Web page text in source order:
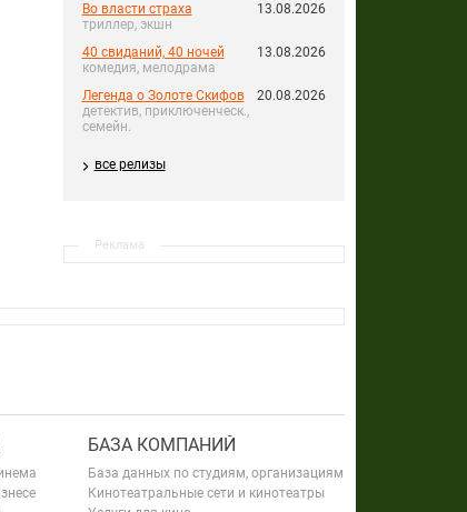
Во власти страха
триллер, экшн
13.08.2026
40 свиданий, 40 ночей
комедия, мелодрама
13.08.2026
Легенда о Золоте Скифов
детектив, приключенческ.,
семейн.
20.08.2026
все релизы
Реклама
БАЗА КОМПАНИЙ
База данных по студиям, организациям
Кинотеатральные сети и кинотеатры